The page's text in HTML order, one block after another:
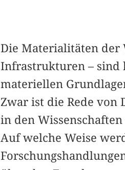
Die Materialitäten der
Infrastrukturen – sind
materiellen
Zwar ist die Rede von
in den
Auf welche Weise